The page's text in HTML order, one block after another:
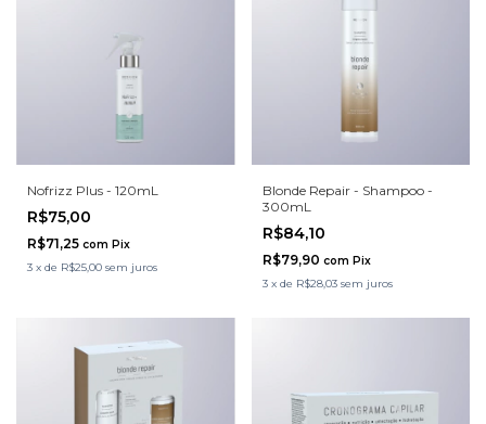
Nofrizz Plus - 120mL
R$75,00
R$71,25 com Pix
3 x de R$25,00 sem juros
Blonde Repair - Shampoo -
300mL
R$84,10
R$79,90 com Pix
3 x de R$28,03 sem juros